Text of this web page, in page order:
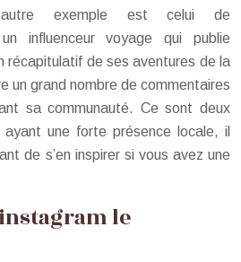
autre exemple est celui de
un influenceur voyage qui publie
récapitulatif de ses aventures de la
un grand nombre de commentaires
sa communauté. Ce sont deux
ayant une forte présence locale, il
de s’en inspirer si vous avez une
le